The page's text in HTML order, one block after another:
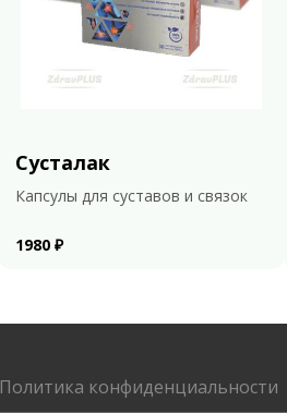
Сусталак
Капсулы для суставов и связок
1980 ₽
Политика конфиденциальности